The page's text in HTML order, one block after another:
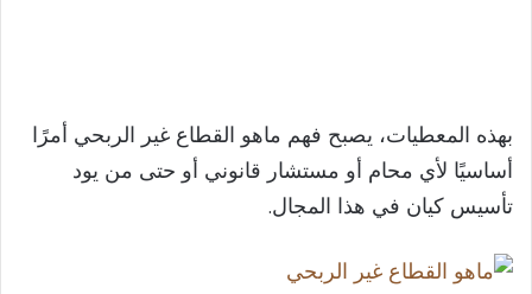
بهذه المعطيات، يصبح فهم ماهو القطاع غير الربحي أمرًا
أساسيًا لأي محام أو مستشار قانوني أو حتى من يود
تأسيس كيان في هذا المجال.